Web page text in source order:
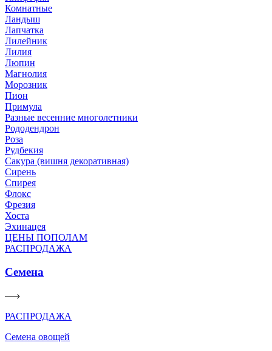
Комнатные
Ландыш
Лапчатка
Лилейник
Лилия
Люпин
Магнолия
Морозник
Пион
Примула
Разные весенние многолетники
Рододендрон
Роза
Рудбекия
Сакура (вишня декоративная)
Сирень
Спирея
Флокс
Фрезия
Хоста
Эхинацея
ЦЕНЫ ПОПОЛАМ
РАСПРОДАЖА
Семена
РАСПРОДАЖА
Семена овощей